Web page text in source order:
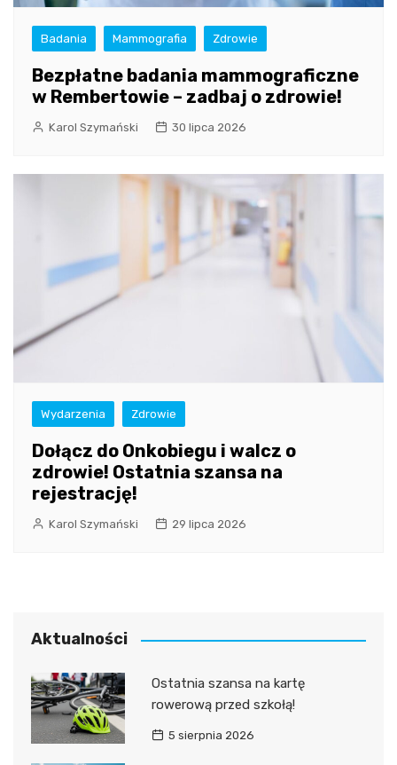
Badania Mammografia Zdrowie
Bezpłatne badania mammograficzne
w Rembertowie – zadbaj o zdrowie!
Karol Szymański 30 lipca 2026
Wydarzenia Zdrowie
Dołącz do Onkobiegu i walcz o
zdrowie! Ostatnia szansa na
rejestrację!
Karol Szymański 29 lipca 2026
Aktualności
Ostatnia szansa na kartę
rowerową przed szkołą!
5 sierpnia 2026